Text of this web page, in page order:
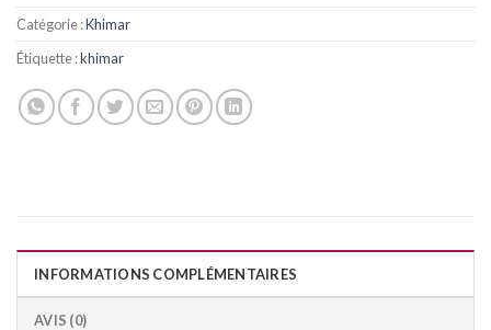
Catégorie :Khimar
Étiquette :khimar
INFORMATIONS COMPLÉMENTAIRES
AVIS (0)